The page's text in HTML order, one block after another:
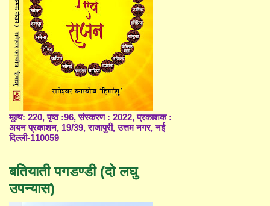
मूल्य: 220, पृष्ठ :96, संस्करण : 2022, प्रकाशक :
अयन प्रकाशन, 19/39, राजापुरी, उत्तम नगर, नई
दिल्ली-110059
बतियाती पगडण्डी (दो लघु
उपन्यास)